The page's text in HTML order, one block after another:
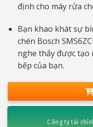
định cho máy rửa
Bạn khao khát sự
chén Bosch
nghe thấy được tạo
bếp của bạn.
Công ty tài